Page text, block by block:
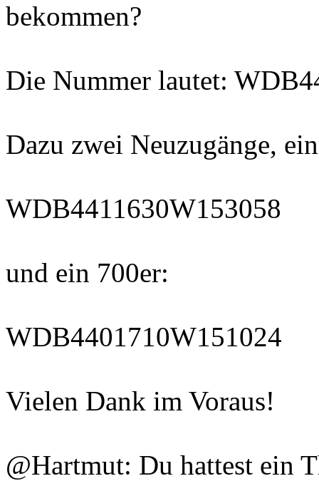
bekommen?
Die Nummer lautet:
Dazu zwei Neuzugänge,
WDB4411630W153058
und ein 700er:
WDB4401710W151024
Vielen Dank im Voraus!
@Hartmut: Du hattest ein